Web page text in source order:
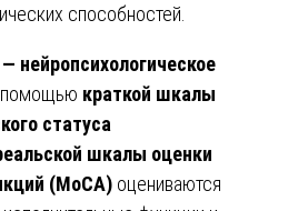
способностей.
нейропсихологическое
помощью краткой шкалы
статуса
шкалы оценки
(MoCA) оцениваются